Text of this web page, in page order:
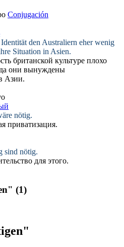
Conjugación
den Australiern eher wenig
Situation in Asien.
британской культуре плохо
они вынуждены
Азии.
nötig.
приватизация.
sind nötig.
для этого.
(1)